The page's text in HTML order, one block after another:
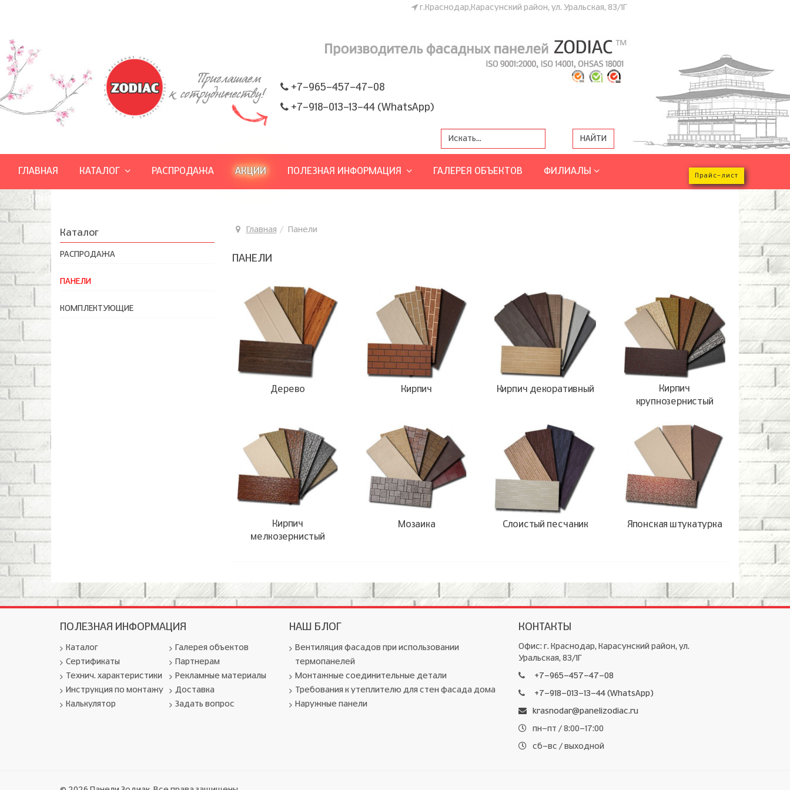
г.Краснодар,Карасунский район, ул. Уральская, 83/1Г
ZODIAC
+7-965-457-47-08
+7-918-013-13-44 (WhatsApp)
ГЛАВНАЯ КАТАЛОГ РАСПРОДАЖА АКЦИИ ПОЛЕЗНАЯ ИНФОРМАЦИЯ ГАЛЕРЕЯ ОБЪЕКТОВ ФИЛИАЛЫ
КОНТАКТЫ
Прайс-лист
Главная Панели
ПАНЕЛИ
Дерево Кирпич Кирпич декоративный
Кирпич
крупнозернистый
Кирпич
мелкозернистый
Мозаика Слоистый песчаник Японская штукатурка
Каталог
РАСПРОДАЖА
ПАНЕЛИ
КОМПЛЕКТУЮЩИЕ
ПОЛЕЗНАЯ ИНФОРМАЦИЯ
Каталог
Сертификаты
Технич. характеристики
Инструкция по монтажу
Калькулятор
Галерея объектов
Партнерам
Рекламные материалы
Доставка
Задать вопрос
НАШ БЛОГ
Вентиляция фасадов при использовании
термопанелей
Монтажные соединительные детали
Требования к утеплителю для стен фасада дома
Наружные панели
КОНТАКТЫ
Офис: г. Краснодар, Карасунский район, ул.
Уральская, 83/1Г
+7-965-457-47-08
+7-918-013-13-44 (WhatsApp)
krasnodar@panelizodiac.ru
пн-пт / 8:00-17:00
сб-вс / выходной